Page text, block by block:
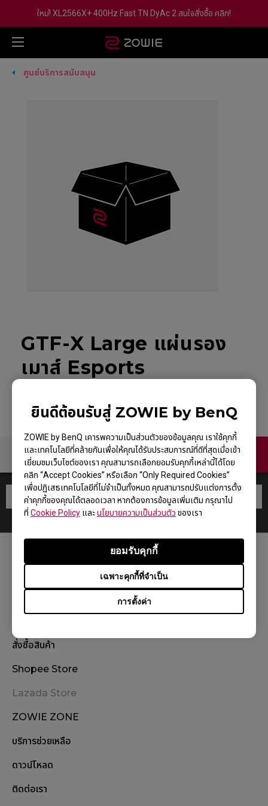
ยินดีต้อนรับสู่ ZOWIE by BenQ
ZOWIE by BenQ เคารพความเป็นส่วนตัวของข้อมูลคุณ เราใช้คุกกี้
และเทคโนโลยีที่คล้ายกันเพื่อให้คุณได้รับประสบการณ์ที่ดีที่สุดเมื่อเข้า
เยี่ยมชมเว็บไซต์ของเรา คุณสามารถเลือกยอมรับคุกกี้เหล่านี้ได้โดย
คลิก “Accept Cookies” หรือเลือก “Only Required Cookies”
เพื่อปฏิเสธเทคโนโลยีที่ไม่จำเป็นทั้งหมด คุณสามารถปรับแต่งการตั้ง
ค่าคุกกี้ของคุณได้ตลอดเวลา หากต้องการข้อมูลเพิ่มเติม กรุณาไป
ที่ Cookie Policy และนโยบายความเป็นส่วนตัว ของเรา
การตั้งค่า
เฉพาะคุกกี้ที่จำเป็น
ยอมรับคุกกี้
ใหม่! XL2566X+ 400Hz Fast TN DyAc 2 สนใจสั่งซื้อ คลิก!
ศูนย์บริการสนับสนุน
GTF-X Large แผ่นรอง
เมาส์ Esports
ติดต่อเรา
ติดตามเรา
สั่งซื้อสินค้า
Shopee Store
Lazada Store
ZOWIE ZONE
บริการช่วยเหลือ
ดาวน์โหลด
ติดต่อเรา